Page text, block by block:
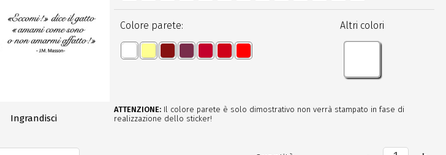
Ingrandisci
Colore parete: Altri colori
ATTENZIONE: Il colore parete è solo dimostrativo non verrà stampato in fase di
realizzazione dello sticker!